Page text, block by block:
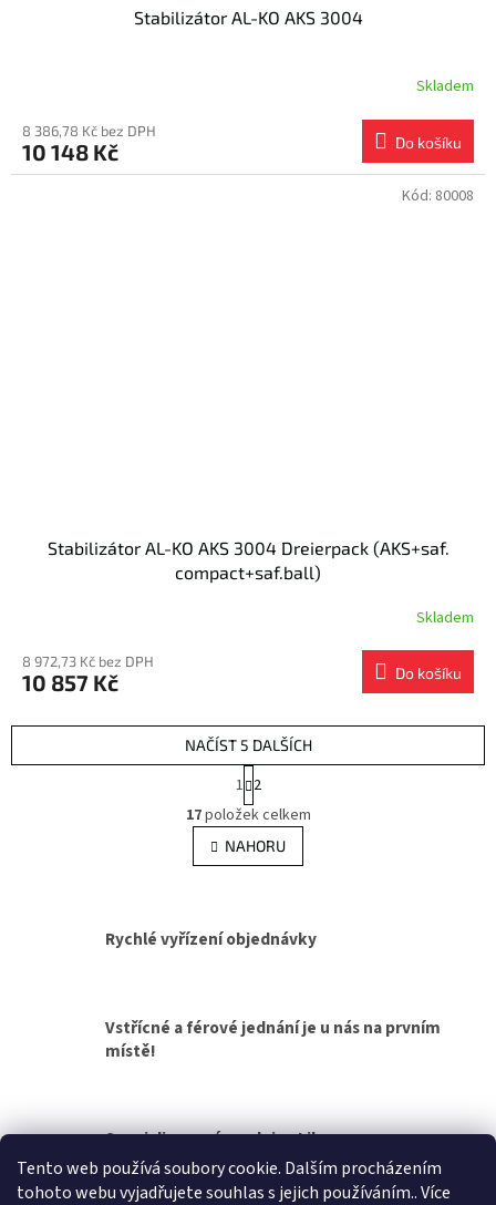
Tento web používá soubory cookie. Dalším procházením
tohoto webu vyjadřujete souhlas s jejich používáním.. Více
Stabilizátor AL-KO AKS 3004
Skladem
8 386,78 Kč bez DPH
10 148 Kč Do košíku
Stabilizátor AL-KO AKS 3004 Dreierpack (AKS+saf.
compact+saf.ball)
Skladem
8 972,73 Kč bez DPH
10 857 Kč Do košíku
Kód: 80008
O
v
l
á
c
í
k
p
i
s
u
NAČÍST 5 DALŠÍCH
t
r
á
n
k
n
1 2
17položek celkem
NAHORU
Rychlé vyřízení objednávky
Vstřícné a férové jednání je u nás na prvním
místě!
Specializovaná prodejna Liberec